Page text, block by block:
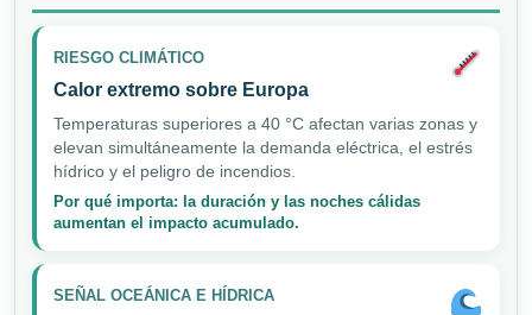
RIESGO CLIMÁTICO
Calor extremo sobre Europa
Temperaturas superiores a 40 °C afectan varias zonas y
elevan simultáneamente la demanda eléctrica, el estrés
hídrico y el peligro de incendios.
Por qué importa: la duración y las noches cálidas
aumentan el impacto acumulado.
SEÑAL OCEÁNICA E HÍDRICA